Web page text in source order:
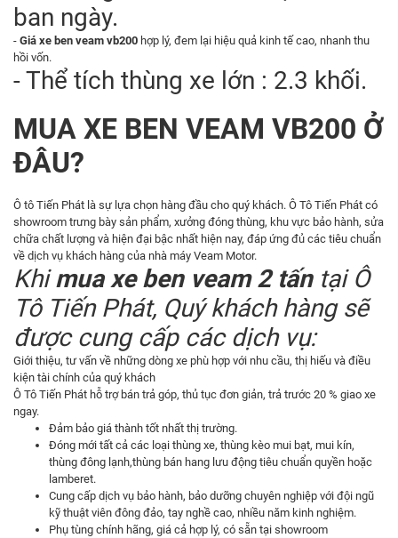
ban ngày.
- Giá xe ben veam vb200 hợp lý, đem lại hiệu quả kinh tế cao, nhanh thu
hồi vốn.
- Thể tích thùng xe lớn : 2.3 khối.
MUA XE BEN VEAM VB200 Ở
ĐÂU?
Ô tô Tiến Phát là sự lựa chọn hàng đầu cho quý khách. Ô Tô Tiến Phát có
showroom trưng bày sản phẩm, xưởng đóng thùng, khu vực bảo hành, sửa
chữa chất lượng và hiện đại bậc nhất hiện nay, đáp ứng đủ các tiêu chuẩn
về dịch vụ khách hàng của nhà máy Veam Motor.
Khimua xe ben veam 2 tấn tại Ô
Tô Tiến Phát, Quý khách hàng sẽ
được cung cấp các dịch vụ:
Giới thiệu, tư vấn về những dòng xe phù hợp với nhu cầu, thị hiếu và điều
kiện tài chính của quý khách
Ô Tô Tiến Phát hỗ trợ bán trả góp, thủ tục đơn giản, trả trước 20 % giao xe
ngay.
Đảm bảo giá thành tốt nhất thị trường.
Đóng mới tất cả các loại thùng xe, thùng kèo mui bạt, mui kín,
thùng đông lạnh,thùng bán hang lưu động tiêu chuẩn quyền hoặc
lamberet.
Cung cấp dịch vụ bảo hành, bảo dưỡng chuyên nghiệp với đội ngũ
kỹ thuật viên đông đảo, tay nghề cao, nhiều năm kinh nghiệm.
Phụ tùng chính hãng, giá cả hợp lý, có sẵn tại showroom